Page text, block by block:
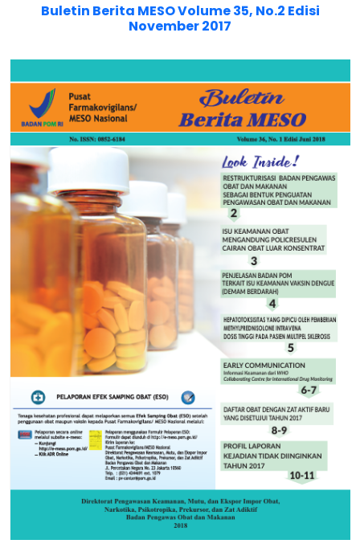
Buletin Berita MESO Volume 35, No.2 Edisi
November 2017